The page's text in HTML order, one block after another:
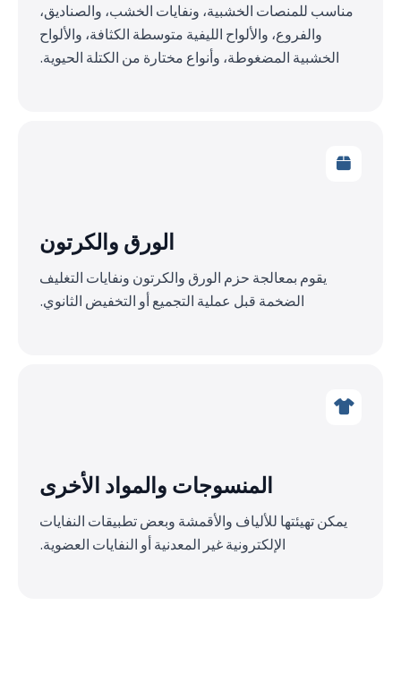
مناسب للمنصات الخشبية، ونفايات الخشب، والصناديق،
والفروع، والألواح الليفية متوسطة الكثافة، والألواح
الخشبية المضغوطة، وأنواع مختارة من الكتلة الحيوية.
الورق والكرتون
يقوم بمعالجة حزم الورق والكرتون ونفايات التغليف
الضخمة قبل عملية التجميع أو التخفيض الثانوي.
المنسوجات والمواد الأخرى
يمكن تهيئتها للألياف والأقمشة وبعض تطبيقات النفايات
الإلكترونية غير المعدنية أو النفايات العضوية.